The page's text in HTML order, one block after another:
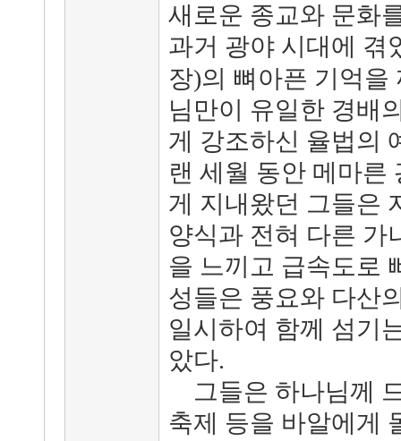
새로운 종교와 문화
과거 광야 시대에 겪
장)의 뼈아픈 기억을
님만이 유일한 경배
게 강조하신 율법의
랜 세월 동안 메마른
게 지내왔던 그들은
양식과 전혀 다른 가
을 느끼고 급속도로
성들은 풍요와 다산
일시하여 함께 섬기
았다.
그들은 하나님께
축제 등을 바알에게